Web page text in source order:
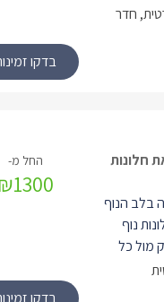
לשני חללי
מיטה
חדר
חלונות
בלב הנוף
נוף
מול כל